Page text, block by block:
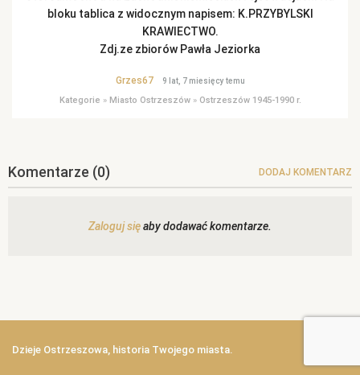
bloku tablica z widocznym napisem: K.PRZYBYLSKI
KRAWIECTWO.
Zdj.ze zbiorów Pawła Jeziorka
Grzes67 9 lat, 7 miesięcy temu
Kategorie » Miasto Ostrzeszów» Ostrzeszów 1945-1990 r.
Komentarze (0) DODAJ KOMENTARZ
Zaloguj sięaby dodawać komentarze.
Dzieje Ostrzeszowa, historia Twojego miasta.